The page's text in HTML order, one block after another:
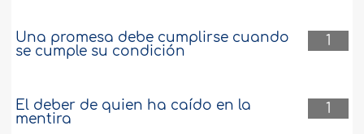
1
Una promesa debe cumplirse cuando
se cumple su condición
1
El deber de quien ha caído en la
mentira